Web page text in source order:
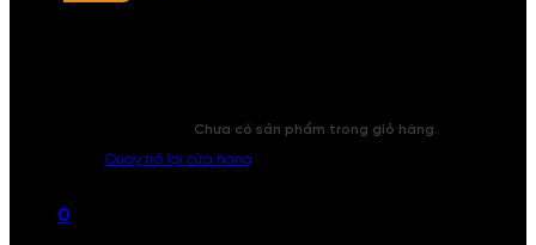
Chưa có sản phẩm trong giỏ hàng.
Quay trở lại cửa hàng
0